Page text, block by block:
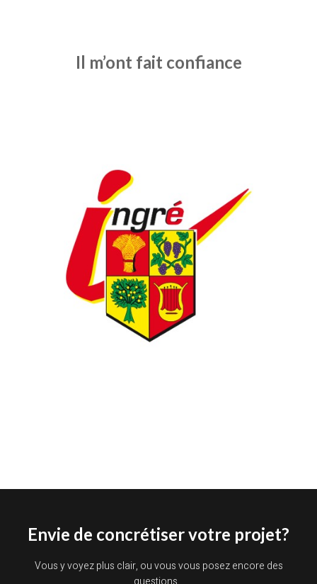
Il m’ont fait confiance
Envie de concrétiser votre projet?
Vous y voyez plus clair, ou vous vous posez encore des